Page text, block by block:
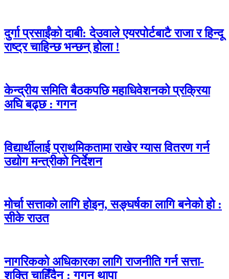
दुर्गा प्रसाईंको दाबी: देउवाले एयरपोर्टबाटै राजा र हिन्दू
राष्ट्र चाहिन्छ भन्छन् होला !
केन्द्रीय समिति बैठकपछि महाधिवेशनको प्रक्रिया
अघि बढ्छ : गगन
विद्यार्थीलाई प्राथमिकतामा राखेर ग्यास वितरण गर्न
उद्योग मन्त्रीको निर्देशन
मोर्चा सत्ताको लागि होइन, सङ्घर्षका लागि बनेको हो :
सीके राउत
नागरिकको अधिकारका लागि राजनीति गर्न सत्ता-
शक्ति चाहिँदैन : गगन थापा